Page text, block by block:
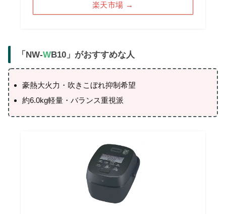
楽天市場 →
「NW-WB10」がおすすめな人
豪熱大火力・吹きこぼれ抑制希望
約6.0kg軽量・バランス重視派